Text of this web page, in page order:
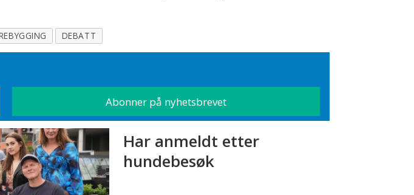
DEBATT
Har anmeldt etter
hundebesøk